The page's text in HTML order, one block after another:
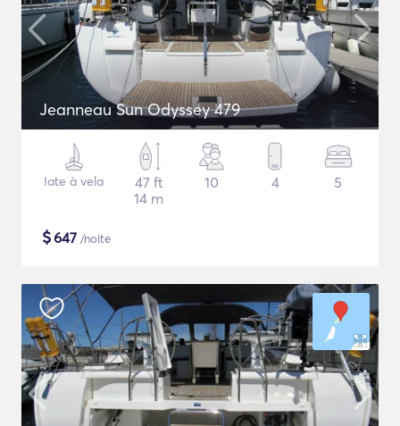
Jeanneau Sun Odyssey 479
Iate à vela
47 ft
14 m
10 4 5
$647 /noite